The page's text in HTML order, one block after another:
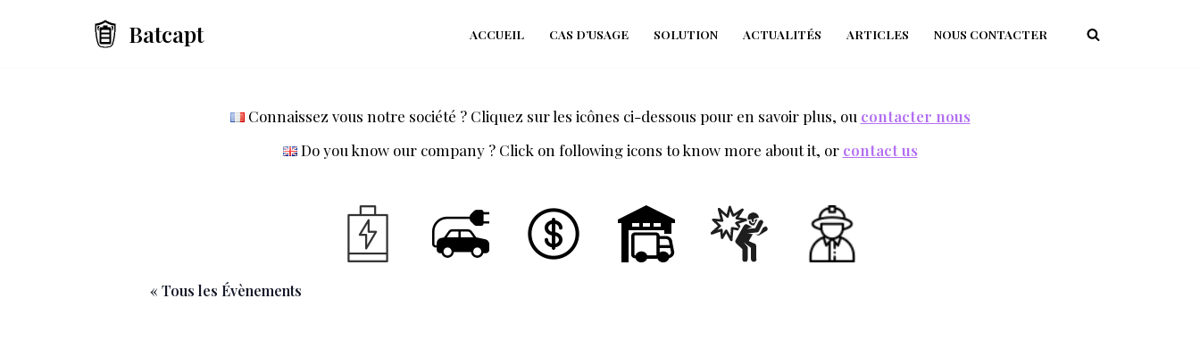
Batcapt ACCUEIL CAS D’USAGE SOLUTION ACTUALITÉS ARTICLES NOUS CONTACTER
Connaissez vous notre société ? Cliquez sur les icônes ci-dessous pour en savoir plus, ou contacter nous
Do you know our company ? Click on following icons to know more about it, or contact us
« Tous les Évènements